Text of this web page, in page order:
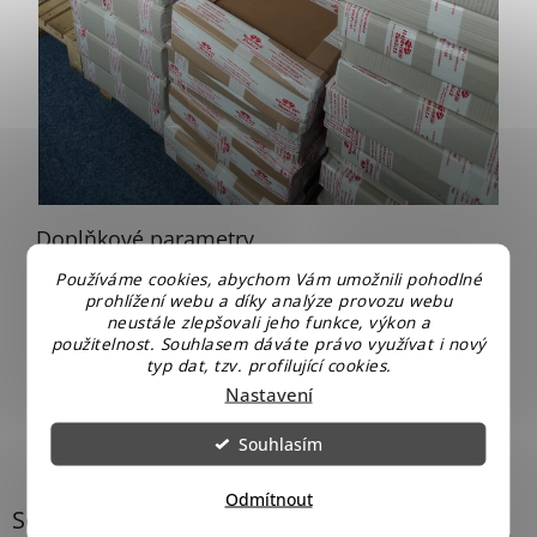
Používáme cookies, abychom Vám umožnili pohodlné
prohlížení webu a díky analýze provozu webu
neustále zlepšovali jeho funkce, výkon a
použitelnost. Souhlasem dáváte právo využívat i nový
typ dat, tzv. profilující cookies.
Nastavení
Odmítnout
Souhlasím
Související produkty
Doplňkové parametry
Kategorie:
Nejlevnější komody
Záruka:
2 roky
Hmotnost: 10.1 kg
4010340306300